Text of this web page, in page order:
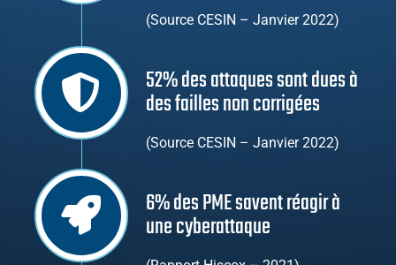
(Source CESIN – Janvier 2022)
52% des attaques sont dues à
des failles non corrigées
(Source CESIN – Janvier 2022)
6% des PME savent réagir à
une cyberattaque